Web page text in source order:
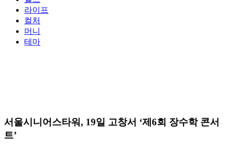
라이프
컬처
머니
테마
서울시니어스타워, 19일 고창서 ‘제6회 장수학 콘서
트’